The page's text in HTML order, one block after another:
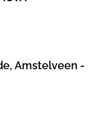
Amstelveen -